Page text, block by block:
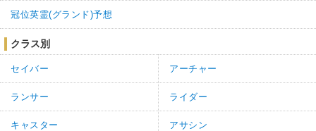
冠位英霊(グランド)予想
クラス別
セイバー アーチャー
ランサー ライダー
キャスター アサシン